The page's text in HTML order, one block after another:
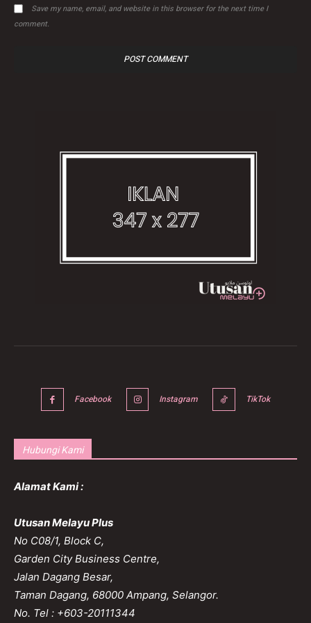
Save my name, email, and website in this browser for the next time I
comment.
Facebook Instagram TikTok
Hubungi Kami
Alamat Kami :
Utusan Melayu Plus
No C08/1, Block C,
Garden City Business Centre,
Jalan Dagang Besar,
Taman Dagang, 68000 Ampang, Selangor.
No. Tel : +603-20111344